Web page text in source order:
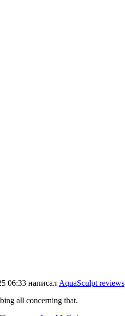
06:33 написал AquaSculpt reviews
all concerning that.